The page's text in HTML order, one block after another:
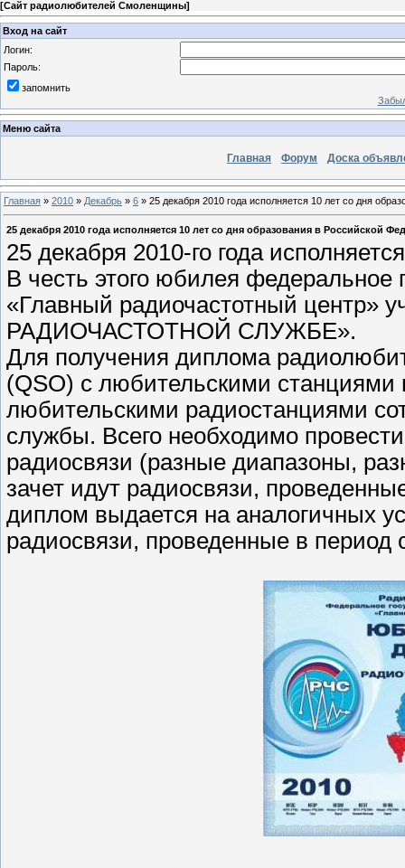
[Сайт радиолюбителей Смоленщины]
Вход на сайт
Логин:
Пароль:
запомнить
Меню сайта
Главная Форум Доска
Главная » 2010 » Декабрь » 6 » 25 декабря 2010 года исполняется 10 лет со дня
25 декабря 2010 года исполняется 10 лет со дня образования в Российской
25 декабря 2010-го года
В честь этого юбилея федеральное
«Главный радиочастотный центр»
РАДИОЧАСТОТНОЙ СЛУЖБЕ».
Для получения диплома
(QSO) с любительскими
любительскими радиостанциями
службы. Всего необходимо
радиосвязи (разные диапазоны,
зачет идут радиосвязи,
диплом выдается на аналогичных
радиосвязи, проведенные в период